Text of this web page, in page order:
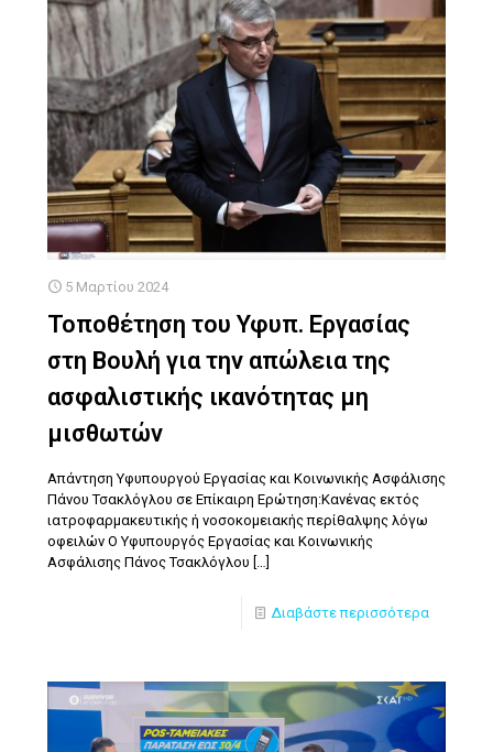
5 Μαρτίου 2024
Τοποθέτηση του Υφυπ. Εργασίας
στη Βουλή για την απώλεια της
ασφαλιστικής ικανότητας μη
μισθωτών
Απάντηση Υφυπουργού Εργασίας και Κοινωνικής Ασφάλισης
Πάνου Τσακλόγλου σε Επίκαιρη Ερώτηση:Κανένας εκτός
ιατροφαρμακευτικής ή νοσοκομειακής περίθαλψης λόγω
οφειλών Ο Υφυπουργός Εργασίας και Κοινωνικής
Ασφάλισης Πάνος Τσακλόγλου […]
Διαβάστε περισσότερα